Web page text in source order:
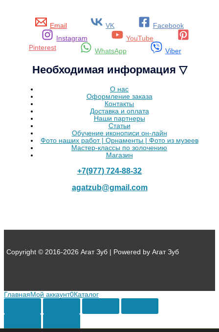
Email VK
Facebook
Instagram
YouTube
Pinterest
WhatsApp Viber
Необходимая информация ▽
О нас
Оформление заказа
Контакты
Доставка и оплата
Наши партнеры
Статьи
Обучение иконописи он-лайн
Фото наших работ | Орнаменты | Фото из музеев
Мастер-классы по золочению
Магазин
+7(977) 724-88-32
agatzub@gmail.com
Copyright © 2016-2026 Агат Зуб | Powered by Агат Зуб
ГлавнаяМой аккаунт0Каталог